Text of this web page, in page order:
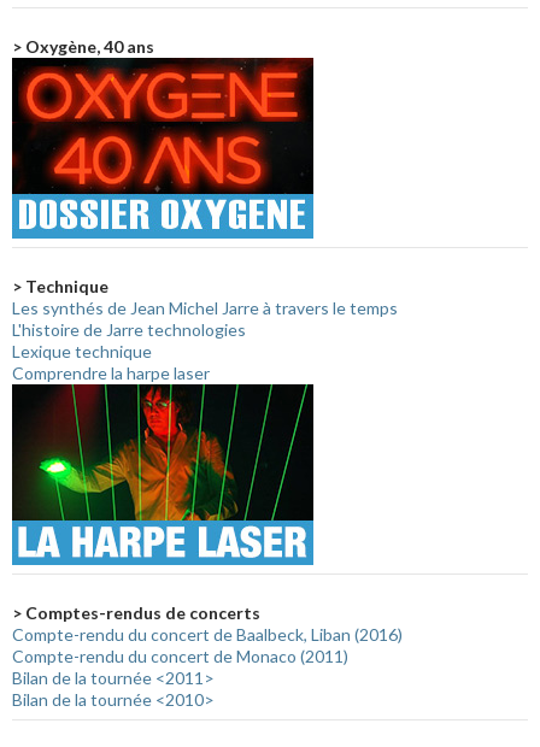
> Oxygène, 40 ans
> Technique
Les synthés de Jean Michel Jarre à travers le temps
L'histoire de Jarre technologies
Lexique technique
Comprendre la harpe laser
> Comptes-rendus de concerts
Compte-rendu du concert de Baalbeck, Liban (2016)
Compte-rendu du concert de Monaco (2011)
Bilan de la tournée <2011>
Bilan de la tournée <2010>